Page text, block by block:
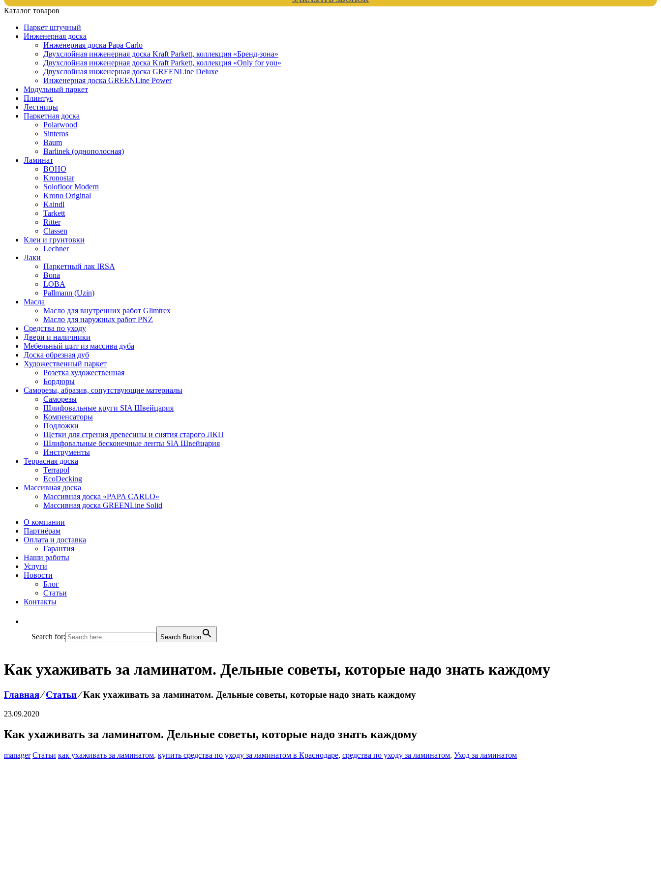
Каталог товаров
Паркет штучный
Инженерная доска
Инженерная доска Papa Carlo
Двухслойная инженерная доска Kraft Parkett, коллекция «Бренд-зона»
Двухслойная инженерная доска Kraft Parkett, коллекция «Only for you»
Двухслойная инженерная доска GREENLine Deluxe
Инженерная доска GREENLine Power
Модульный паркет
Плинтус
Лестницы
Паркетная доска
Polarwood
Sinteros
Baum
Barlinek (однополосная)
Ламинат
BOHO
Kronostar
Solofloor Modern
Krono Original
Kaindl
Tarkett
Ritter
Classen
Клеи и грунтовки
Lechner
Лаки
Паркетный лак IRSA
Bona
LOBA
Pallmann (Uzin)
Масла
Масло для внутренних работ Glimtrex
Масло для наружных работ PNZ
Средства по уходу
Двери и наличники
Мебельный щит из массива дуба
Доска обрезная дуб
Художественный паркет
Розетка художественная
Бордюры
Саморезы, абразив, сопутствующие материалы
Саморезы
Шлифовальные круги SIA Швейцария
Компенсаторы
Подложки
Щетки для стрения древесины и снятия старого ЛКП
Шлифовальные бесконечные ленты SIA Швейцария
Инструменты
Террасная доска
Terrapol
EcoDecking
Массивная доска
Массивная доска «PAPA CARLO»
Массивная доска GREENLine Solid
О компании
Партнёрам
Оплата и доставка
Гарантия
Наши работы
Услуги
Новости
Блог
Статьи
Контакты
Search for: Search Button
Как ухаживать за ламинатом. Дельные советы, которые надо знать каждому
Главная⁄Статьи⁄Как ухаживать за ламинатом. Дельные советы, которые надо знать каждому
23.09.2020
Как ухаживать за ламинатом. Дельные советы, которые надо знать каждому
manager Статьи как ухаживать за ламинатом, купить средства по уходу за ламинатом в Краснодаре, средства по уходу за ламинатом, Уход за ламинатом